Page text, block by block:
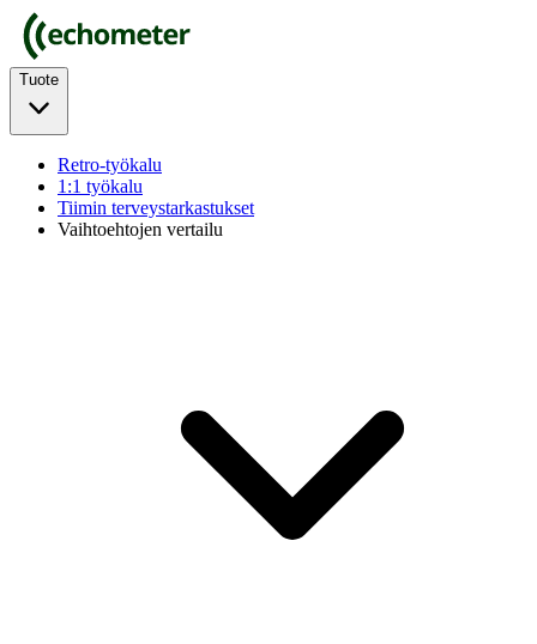
Tuote
Retro-työkalu
1:1 työkalu
Tiimin terveystarkastukset
Vaihtoehtojen vertailu